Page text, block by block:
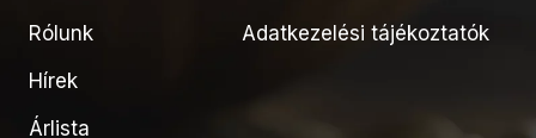
Rólunk
Hírek
Árlista
Adatkezelési tájékoztatók